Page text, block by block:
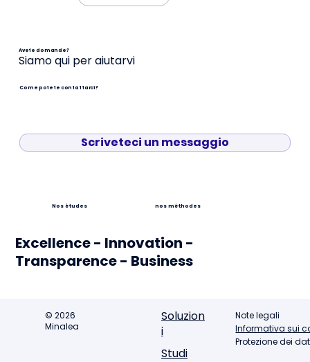
Come potete contattarci?
Scriveteci un messaggio
Avete domande?
Siamo qui per aiutarvi
Nos études nos méthodes
Excellence - Innovation -
Transparence - Business
© 2026
Minalea
Soluzion
i
Studi
Note legali
Informativa sui
Protezione dei